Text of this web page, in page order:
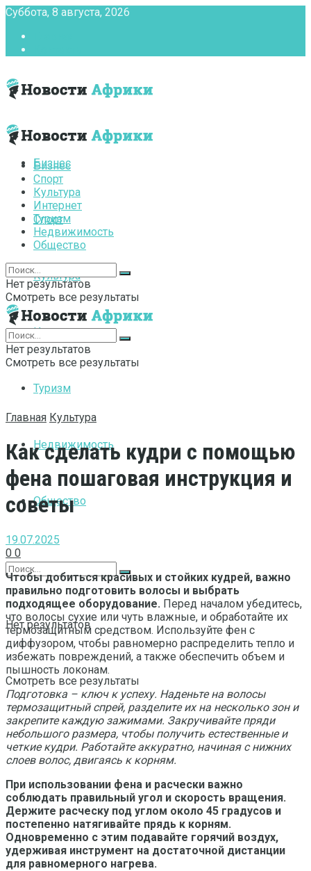
Суббота, 8 августа, 2026
Бизнес
Спорт
Культура
Интернет
Туризм
Недвижимость
Общество
Нет результатов
Смотреть все результаты
Бизнес
Спорт
Культура
Интернет
Туризм
Недвижимость
Общество
Нет результатов
Смотреть все результаты
Нет результатов
Смотреть все результаты
Главная Культура
Как сделать кудри с помощью
фена пошаговая инструкция и
советы
19.07.2025
0 0
Чтобы добиться красивых и стойких кудрей, важно
правильно подготовить волосы и выбрать
подходящее оборудование. Перед началом убедитесь,
что волосы сухие или чуть влажные, и обработайте их
термозащитным средством. Используйте фен с
диффузором, чтобы равномерно распределить тепло и
избежать повреждений, а также обеспечить объем и
пышность локонам.
Подготовка – ключ к успеху. Наденьте на волосы
термозащитный спрей, разделите их на несколько зон и
закрепите каждую зажимами. Закручивайте пряди
небольшого размера, чтобы получить естественные и
четкие кудри. Работайте аккуратно, начиная с нижних
слоев волос, двигаясь к корням.
При использовании фена и расчески важно
соблюдать правильный угол и скорость вращения.
Держите расческу под углом около 45 градусов и
постепенно натягивайте прядь к корням.
Одновременно с этим подавайте горячий воздух,
удерживая инструмент на достаточной дистанции
для равномерного нагрева.